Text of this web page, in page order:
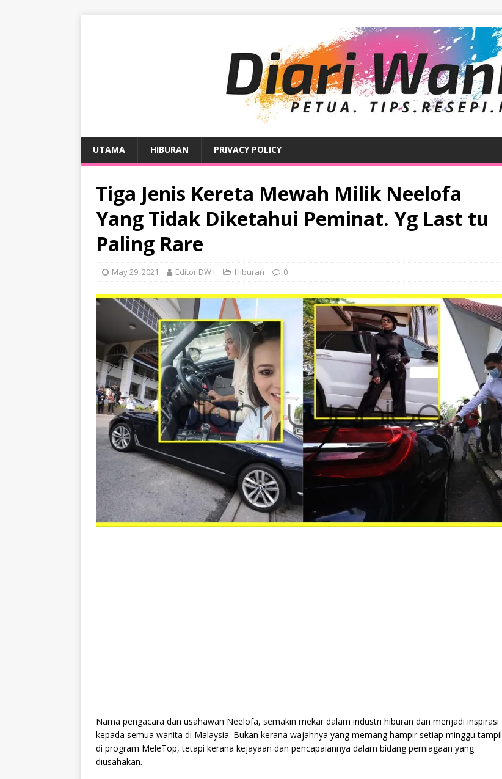
UTAMA HIBURAN PRIVACY POLICY
Tiga Jenis Kereta Mewah Milik Neelofa
Yang Tidak Diketahui Peminat. Yg Last tu
Paling Rare
May 29, 2021 Editor DW I Hiburan 0
Nama pengacara dan usahawan Neelofa, semakin mekar dalam industri hiburan dan menjadi inspirasi
kepada semua wanita di Malaysia. Bukan kerana wajahnya yang memang hampir setiap minggu tampil
di program MeleTop, tetapi kerana kejayaan dan pencapaiannya dalam bidang perniagaan yang
diusahakan.